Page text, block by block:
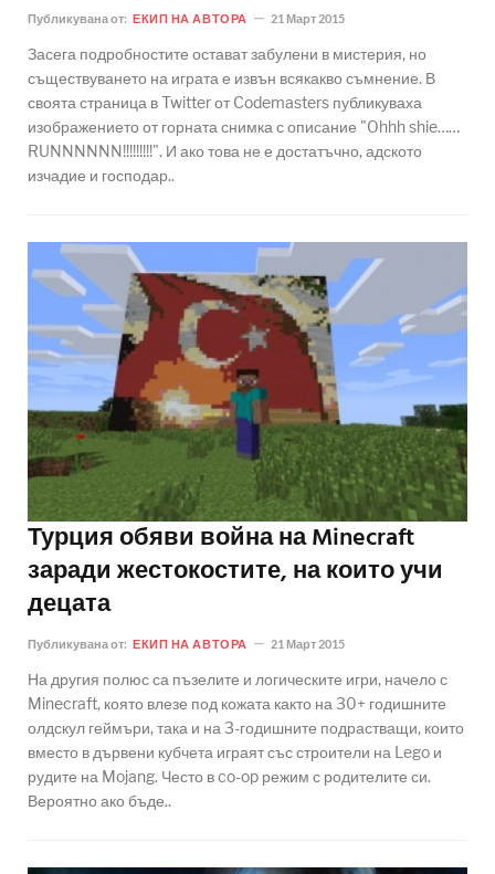
Публикувана от: ЕКИП НА АВТОРА 21 Март 2015
Засега подробностите остават забулени в мистерия, но
съществуването на играта е извън всякакво съмнение. В
своята страница в Twitter от Codemasters публикуваха
изображението от горната снимка с описание "Ohhh shie……
RUNNNNNN!!!!!!!!!". И ако това не е достатъчно, адското
изчадие и господар..
Турция обяви война на Minecraft
заради жестокостите, на които учи
децата
Публикувана от: ЕКИП НА АВТОРА 21 Март 2015
На другия полюс са пъзелите и логическите игри, начело с
Minecraft, която влезе под кожата както на 30+ годишните
олдскул геймъри, така и на 3-годишните подрастващи, които
вместо в дървени кубчета играят със строители на Lego и
рудите на Mojang. Често в co-op режим с родителите си.
Вероятно ако бъде..